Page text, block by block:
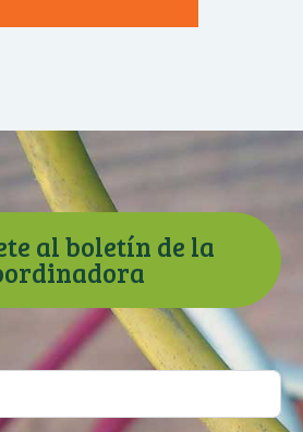
al boletín de la